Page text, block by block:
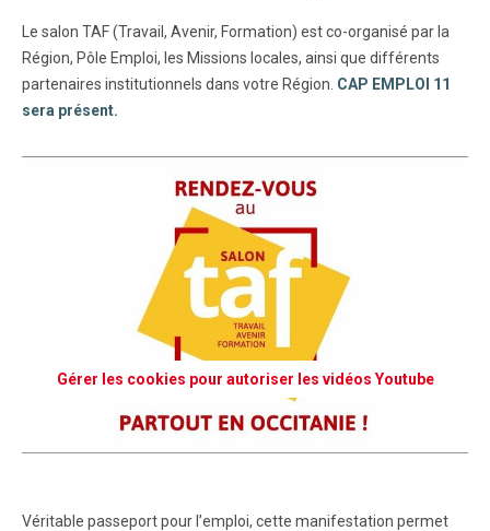
Le salon TAF (Travail, Avenir, Formation) est co-organisé par la
Région, Pôle Emploi, les Missions locales, ainsi que différents
partenaires institutionnels dans votre Région. CAP EMPLOI 11
sera présent.
Gérer les cookies pour autoriser les vidéos Youtube
Véritable passeport pour l’emploi, cette manifestation permet